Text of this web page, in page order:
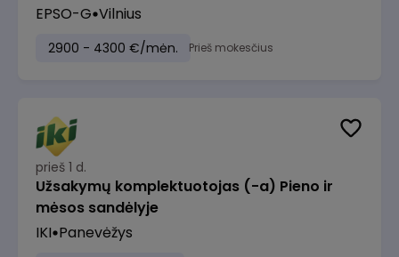
EPSO-G Vilnius
2900 - 4300 €/mėn. Prieš mokesčius
prieš 1 d.
Užsakymų komplektuotojas (-a) Pieno ir
mėsos sandėlyje
IKI Panevėžys